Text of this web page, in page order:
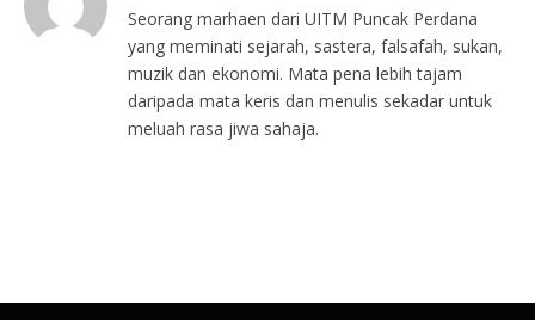
Seorang marhaen dari UITM Puncak Perdana
yang meminati sejarah, sastera, falsafah, sukan,
muzik dan ekonomi. Mata pena lebih tajam
daripada mata keris dan menulis sekadar untuk
meluah rasa jiwa sahaja.